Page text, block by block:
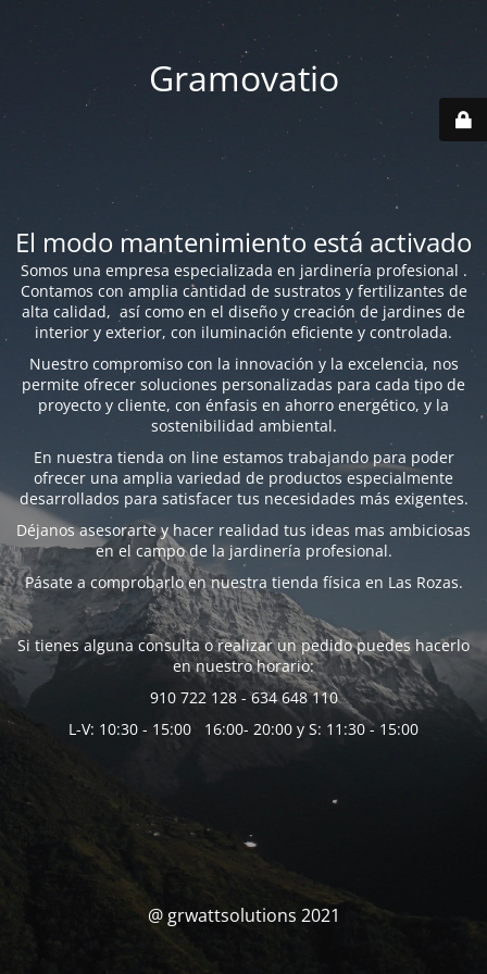
Gramovatio
El modo mantenimiento está activado
Somos una empresa especializada en jardinería profesional .
Contamos con amplia cantidad de sustratos y fertilizantes de
alta calidad, así como en el diseño y creación de jardines de
interior y exterior, con iluminación eficiente y controlada.
Nuestro compromiso con la innovación y la excelencia, nos
permite ofrecer soluciones personalizadas para cada tipo de
proyecto y cliente, con énfasis en ahorro energético, y la
sostenibilidad ambiental.
En nuestra tienda on line estamos trabajando para poder
ofrecer una amplia variedad de productos especialmente
desarrollados para satisfacer tus necesidades más exigentes.
Déjanos asesorarte y hacer realidad tus ideas mas ambiciosas
en el campo de la jardinería profesional.
Pásate a comprobarlo en nuestra tienda física en Las Rozas.
Si tienes alguna consulta o realizar un pedido puedes hacerlo
en nuestro horario:
910 722 128 - 634 648 110
L-V: 10:30 - 15:00 16:00- 20:00 y S: 11:30 - 15:00
@ grwattsolutions 2021